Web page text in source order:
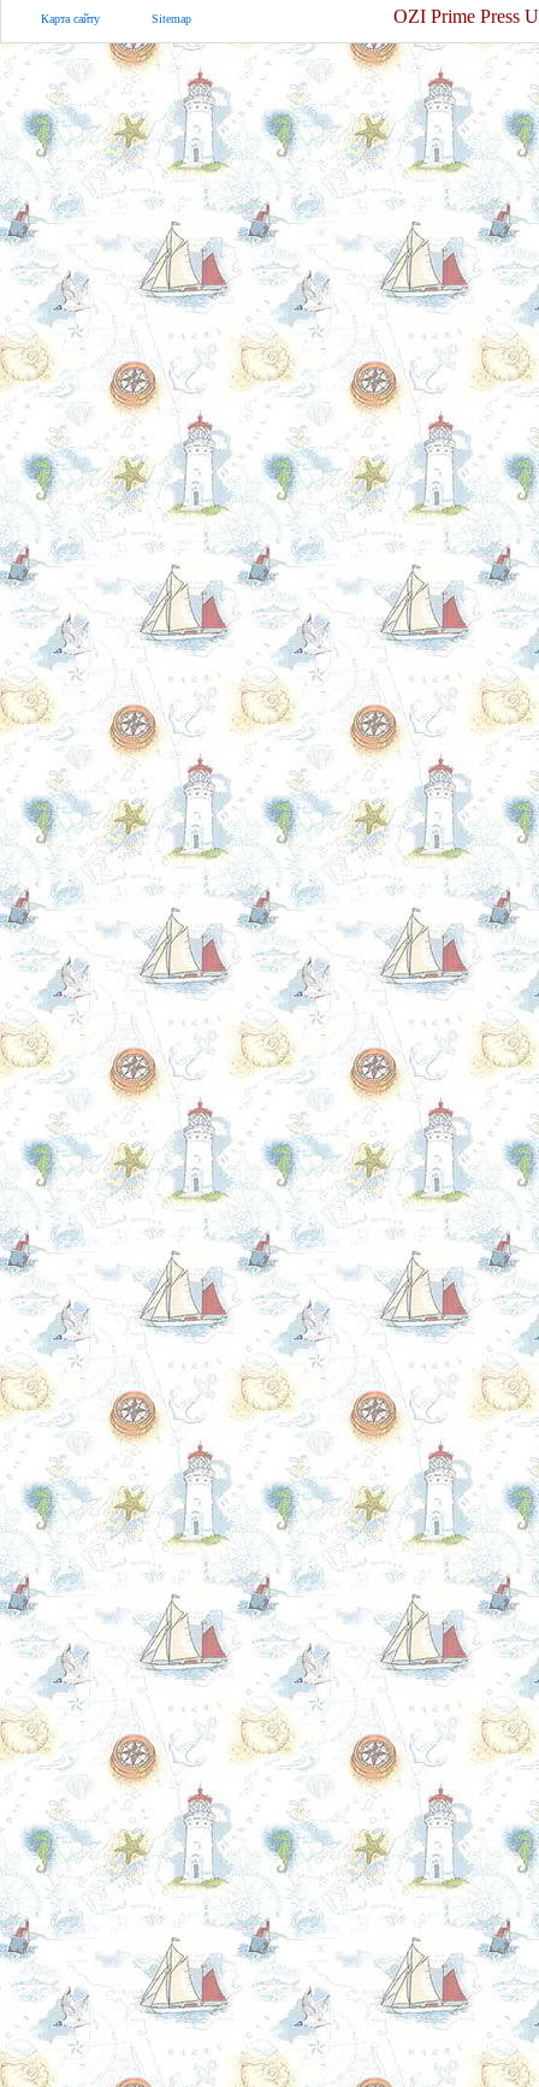
Карта сайту Sitemap OZI Prime Press